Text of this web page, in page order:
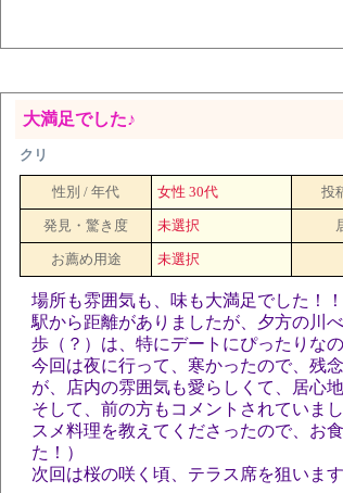
大満足でした♪
クリ
性別 / 年代 女性 30代 投
発見・驚き度 未選択
お薦め用途 未選択
場所も雰囲気も、味も大満足でした！！
駅から距離がありましたが、夕方の川
歩（？）は、特にデートにぴったりな
今回は夜に行って、寒かったので、残
が、店内の雰囲気も愛らしくて、居心
そして、前の方もコメントされていま
スメ料理を教えてくださったので、お
た！）
次回は桜の咲く頃、テラス席を狙います